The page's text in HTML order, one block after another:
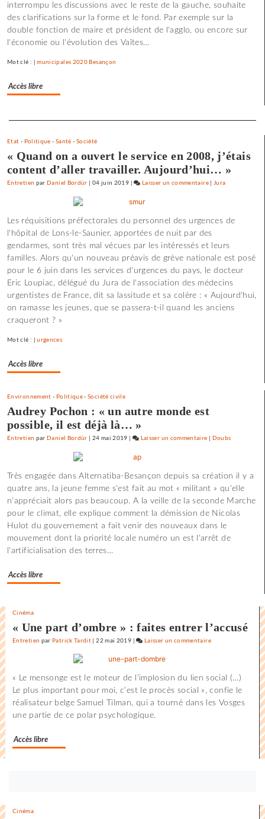
«
J’aime
les
interrompu les discussions avec le reste de la gauche, souhaite
des clarifications sur la forme et le fond. Par exemple sur la
double fonction de maire et président de l'agglo, ou encore sur
l'économie ou l'évolution des Vaîtes…
Mot clé : |municipales 2020 Besançon
Accès libre
Separateur
Etat - Politique - Santé - Société
« Quand on a ouvert le service en 2008, j’étais
content d’aller travailler. Aujourd’hui… »
Entretien parDaniel Bordür | 04 juin 2019 | Laisser un commentaireon
:
«
J’aime
les
films
où
il
y
|Jura
Les réquisitions préfectorales du personnel des urgences de
l'hôpital de Lons-le-Saunier, apportées de nuit par des
gendarmes, sont très mal vécues par les intéressés et leurs
familles. Alors qu'un nouveau préavis de grève nationale est posé
pour le 6 juin dans les services d'urgences du pays, le docteur
Eric Loupiac, délégué du Jura de l'association des médecins
urgentistes de France, dit sa lassitude et sa colère : « Aujourd'hui,
on ramasse les jeunes, que se passera-t-il quand les anciens
craqueront ? »
Mot clé : |urgences
Accès libre
Environnement - Politique-Société civile
Audrey Pochon : « un autre monde est
possible, il est déjà là… »
Entretien parDaniel Bordür | 24 mai 2019 | Laisser un commentaire on
:
«
J’aime
les
films
où
| Doubs
Très engagée dans Alternatiba-Besançon depuis sa création il y a
quatre ans, la jeune femme s'est fait au mot « militant » qu'elle
n'appréciait alors pas beaucoup. A la veille de la seconde Marche
pour le climat, elle explique comment la démission de Nicolas
Hulot du gouvernement a fait venir des nouveaux dans le
mouvement dont la priorité locale numéro un est l'arrêt de
l'artificialisation des terres…
Accès libre
Cinéma
« Une part d’ombre » : faites entrer l’accusé
Entretien par Patrick Tardit |22 mai 2019 | Laisser un commentaireon
:
«
J’aime
« Le mensonge est le moteur de l’implosion du lien social (…)
Le plus important pour moi, c’est le procès social », confie le
réalisateur belge Samuel Tilman, qui a tourné dans les Vosges
une partie de ce polar psychologique.
Accès libre
vous
Cinéma